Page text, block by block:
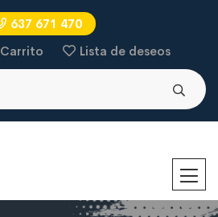
637 671 470
Carrito Lista de deseos